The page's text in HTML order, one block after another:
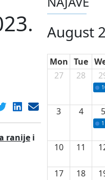
ranije i
August
Mon Tue
27
28
3 4 5
10 11
17 18